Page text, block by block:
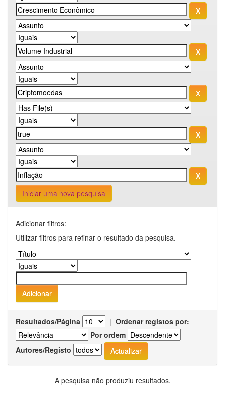
Iniciar uma nova pesquisa
Adicionar filtros:
Utilizar filtros para refinar o resultado da pesquisa.
Resultados/Página | Ordenar registos por:
Por ordem
Autores/Registo
A pesquisa não produziu resultados.